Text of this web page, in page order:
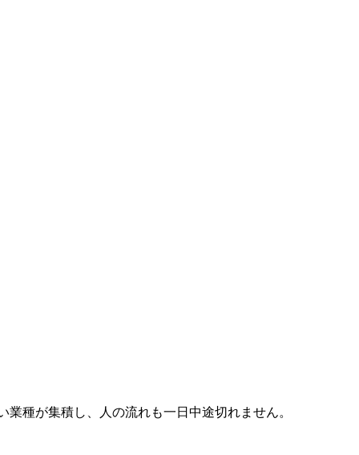
種が集積し、人の流れも一日中途切れません。